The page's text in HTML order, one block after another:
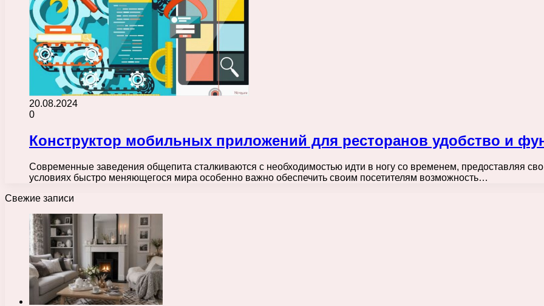
20.08.2024
0
Конструктор мобильных приложений для ресторанов удобство и
Современные заведения общепита сталкиваются с необходимостью идти в ногу со временем, предоставляя
условиях быстро меняющегося мира особенно важно обеспечить своим посетителям возможность…
Свежие записи